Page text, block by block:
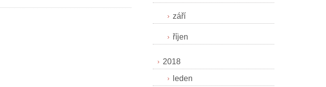
září
říjen
2018
leden